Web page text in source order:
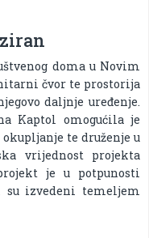
doma u Novim
čvor te prostorija
daljnje uređenje.
Kaptol omogućila je
te druženje u
vrijednost projekta
je u potpunosti
su izvedeni temeljem